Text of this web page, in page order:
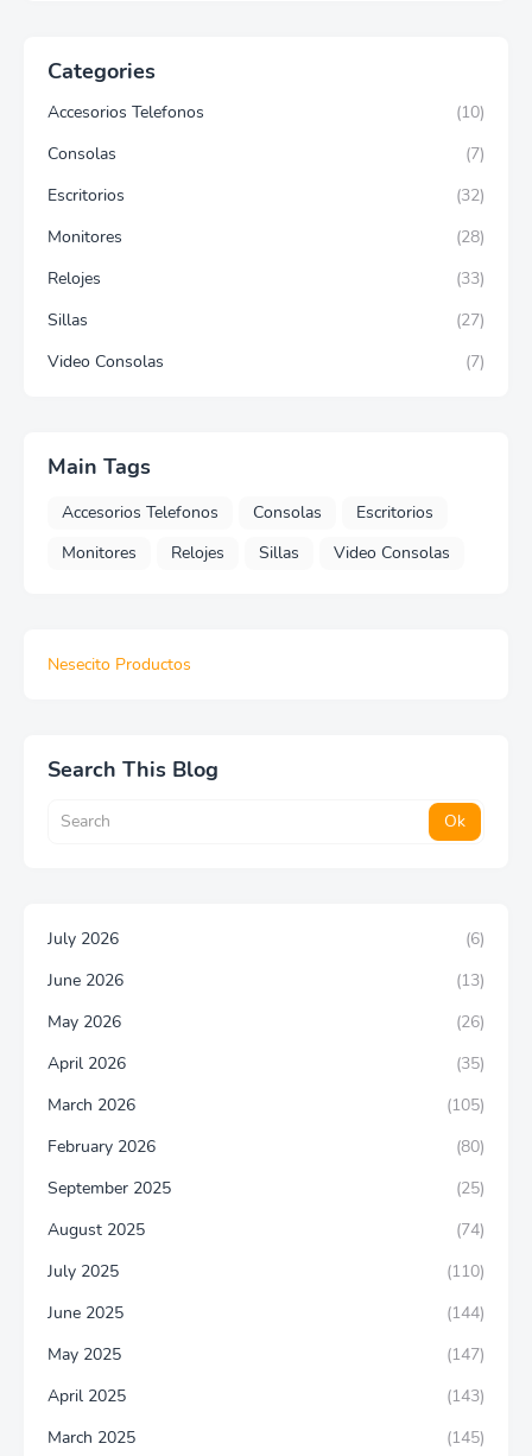
Categories
Accesorios Telefonos
(10)
Consolas
(7)
Escritorios
(32)
Monitores
(28)
Relojes
(33)
Sillas
(27)
Video Consolas
(7)
Main Tags
Accesorios Telefonos Consolas
Escritorios
Monitores
Relojes Sillas Video Consolas
Nesecito Productos
Search This Blog
July 2026
(6)
June 2026
(13)
May 2026
(26)
April 2026
(35)
March 2026
(105)
February 2026
(80)
September 2025
(25)
August 2025
(74)
July 2025
(110)
June 2025
(144)
May 2025
(147)
April 2025
(143)
March 2025
(145)